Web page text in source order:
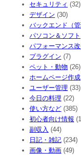
セキュリティ (32)
デザイン (30)
バックエンド（管
パソコン＆ソフト
パフォーマンス
プラグイン (7)
ペット・動物 (26)
ホームページ作成
ユーザー管理 (33)
今日の料理 (22)
使い方など (385)
初心者向け情報
副収入 (44)
日記・雑記 (234)
画像・動画 (49)